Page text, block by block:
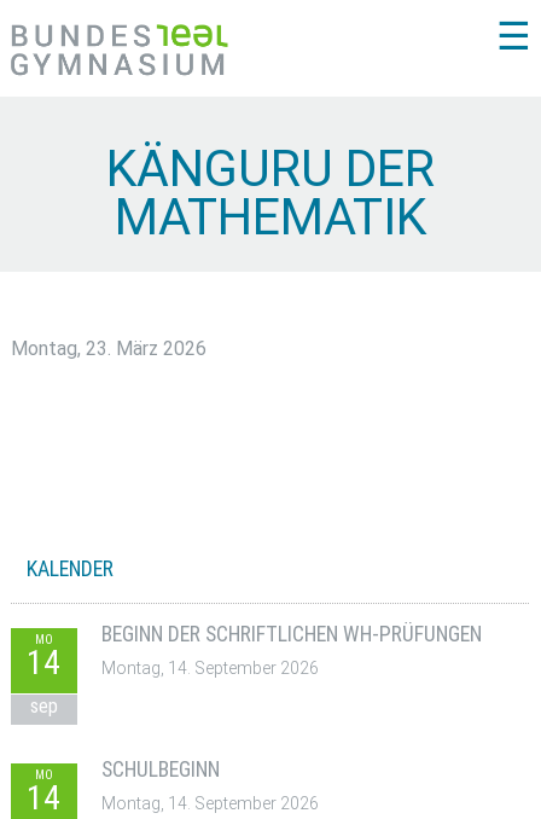
☰
KÄNGURU DER
MATHEMATIK
Montag, 23. März 2026
KALENDER
MO
14
sep
BEGINN DER SCHRIFTLICHEN WH-PRÜFUNGEN
Montag, 14. September 2026
MO
14
SCHULBEGINN
Montag, 14. September 2026